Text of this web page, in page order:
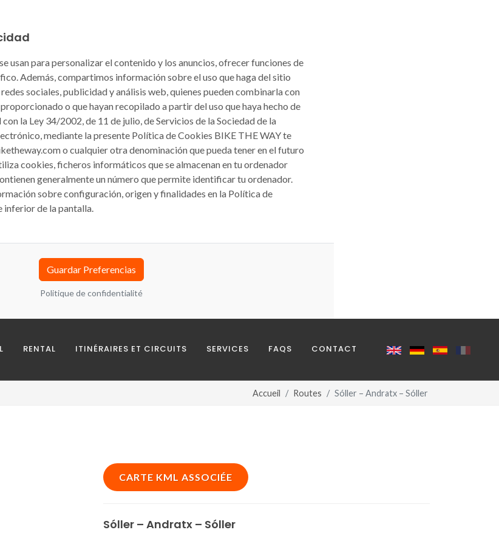
usan para personalizar el contenido y los anuncios, ofrecer funciones de
Además, compartimos información sobre el uso que haga del sitio
sociales, publicidad y análisis web, quienes pueden combinarla con
o que hayan recopilado a partir del uso que haya hecho de
la Ley 34/2002, de 11 de julio, de Servicios de la Sociedad de la
mediante la presente Política de Cookies BIKE THE WAY te
o cualquier otra denominación que pueda tener en el futuro
cookies, ficheros informáticos que se almacenan en tu ordenador
generalmente un número que permite identificar tu ordenador.
sobre configuración, origen y finalidades en la Política de
inferior de la pantalla.
y grupos de interés con terceros
Guardar Preferencias
Politique de confidentialité
RENTAL ITINÉRAIRES ET CIRCUITS SERVICES FAQS CONTACT
Accueil Routes Sóller – Andratx – Sóller
CARTE KML ASSOCIÉE
Sóller – Andratx – Sóller